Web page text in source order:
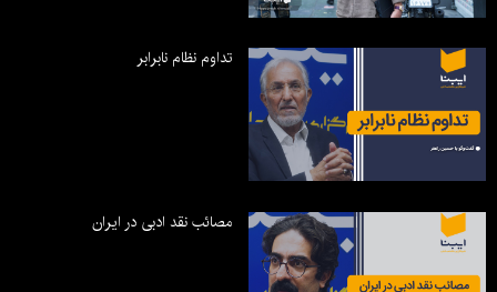
تداوم نظام نابرابر
مصائب نقد ادبی در ایران